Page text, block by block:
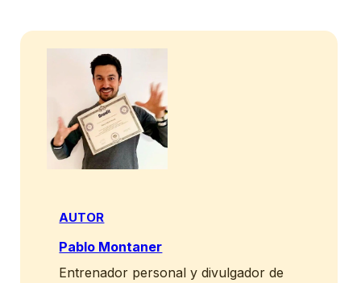
AUTOR
Pablo Montaner
Entrenador personal y divulgador de